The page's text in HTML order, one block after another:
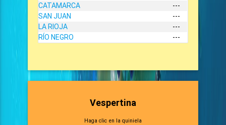
CATAMARCA
---
SAN JUAN
---
LA RIOJA
---
RÍO NEGRO
---
Vespertina
Haga clic en la quiniela